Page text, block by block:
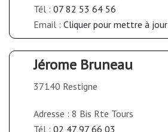
Tél : 07 82 53 64 56
Email : Cliquer pour mettre à jour
Jérome Bruneau
37140 Restigne
Adresse : 8 Bis Rte Tours
Tél : 02 47 97 66 03